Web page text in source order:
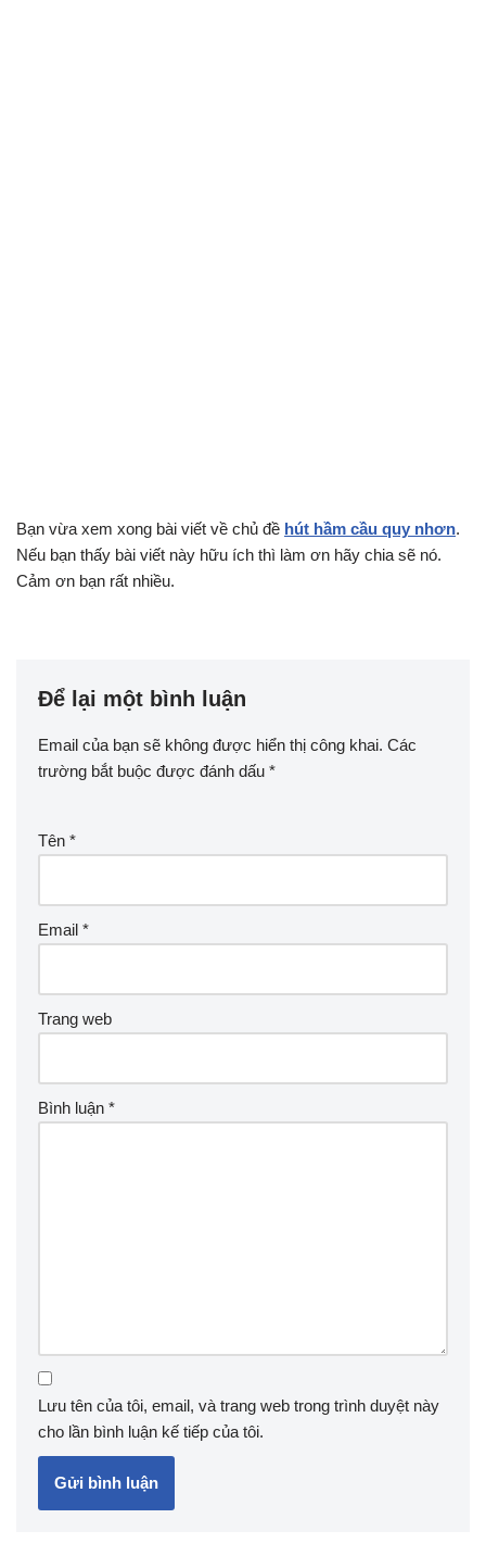
Bạn vừa xem xong bài viết về chủ đề hút hầm cầu quy nhơn.
Nếu bạn thấy bài viết này hữu ích thì làm ơn hãy chia sẽ nó.
Cảm ơn bạn rất nhiều.
Để lại một bình luận
Email của bạn sẽ không được hiển thị công khai. Các
trường bắt buộc được đánh dấu *
Tên *
Email *
Trang web
Bình luận *
Lưu tên của tôi, email, và trang web trong trình duyệt này
cho lần bình luận kế tiếp của tôi.